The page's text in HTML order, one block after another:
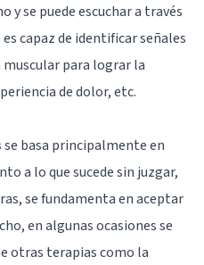
y se puede escuchar a través
capaz de identificar señales
para lograr la
de dolor, etc.
se basa principalmente en
a lo que sucede sin juzgar,
se fundamenta en aceptar
en algunas ocasiones se
otras terapias como la